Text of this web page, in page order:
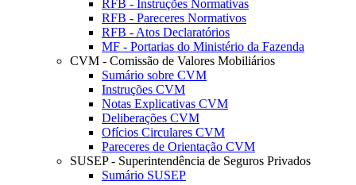
RFB - Instruções Normativas
RFB - Pareceres Normativos
RFB - Atos Declaratórios
MF - Portarias do Ministério da Fazenda
CVM - Comissão de Valores Mobiliários
Sumário sobre CVM
Instruções CVM
Notas Explicativas CVM
Deliberações CVM
Ofícios Circulares CVM
Pareceres de Orientação CVM
SUSEP - Superintendência de Seguros Privados
Sumário SUSEP